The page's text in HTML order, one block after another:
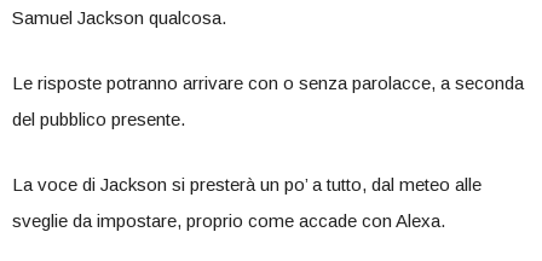
Samuel Jackson qualcosa.
Le risposte potranno arrivare con o senza parolacce, a seconda
del pubblico presente.
La voce di Jackson si presterà un po’ a tutto, dal meteo alle
sveglie da impostare, proprio come accade con Alexa.